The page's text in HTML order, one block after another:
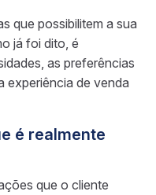
que possibilitem a sua
já foi dito, é
as preferências
experiência de venda
é realmente
que o cliente